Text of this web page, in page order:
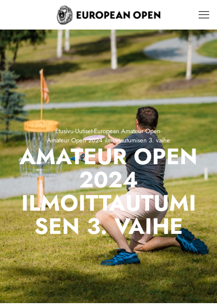
Etusivu-Uutiset-European Amateur Open-
Amateur Open 2024 ilmoittautumisen 3. vaihe
AMATEUR OPEN
2024
ILMOITTAUTUMI
SEN 3. VAIHE